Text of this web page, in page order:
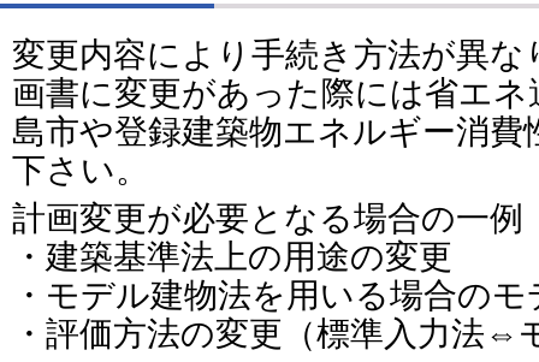
変更内容により手続き方法が異
画書に変更があった際には省エ
島市や登録建築物エネルギー消費
下さい。
計画変更が必要となる場合の一例
・建築基準法上の用途の変更
・モデル建物法を用いる場合の
・評価方法の変更（標準入力法⇔